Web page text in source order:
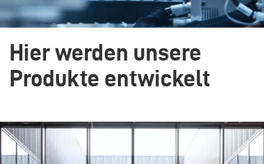
Hier werden unsere
Produkte entwickelt